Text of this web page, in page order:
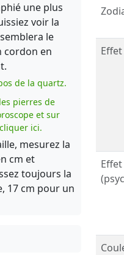
une plus
voir la
le
cordon en
de la quartz.
pierres de
et sur
ici.
mesurez la
cm et
toujours la
17 cm pour un
Effet